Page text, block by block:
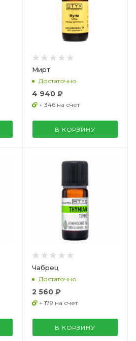
Мирт
Достаточно
4 940 ₽
+ 346 на счет
В КОРЗИНУ
Чабрец
Достаточно
2 560 ₽
+ 179 на счет
В КОРЗИНУ